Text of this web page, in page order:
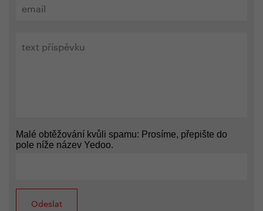
Malé obtěžování kvůli spamu: Prosíme, přepište do
pole níže název Yedoo.